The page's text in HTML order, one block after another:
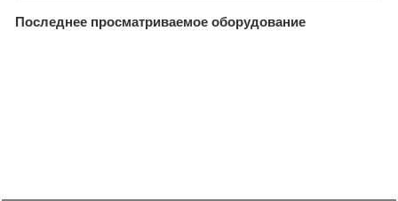
Последнее просматриваемое оборудование